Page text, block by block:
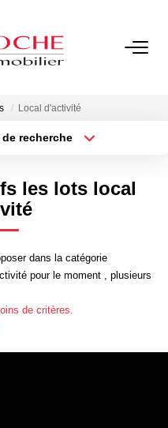
Local d'activité
recherche
Surface min
les lots local
dans la catégorie
pour le moment , plusieurs
de critères.